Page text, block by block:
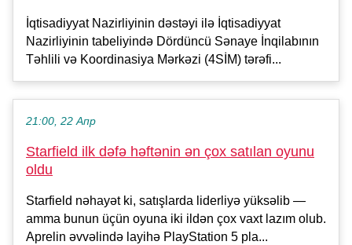
İqtisadiyyat Nazirliyinin dəstəyi ilə İqtisadiyyat
Nazirliyinin tabeliyində Dördüncü Sənaye İnqilabının
Təhlili və Koordinasiya Mərkəzi (4SİM) tərəfi...
21:00, 22 Апр
Starfield ilk dəfə həftənin ən çox satılan oyunu
oldu
Starfield nəhayət ki, satışlarda liderliyə yüksəlib —
amma bunun üçün oyuna iki ildən çox vaxt lazım olub.
Aprelin əvvəlində layihə PlayStation 5 pla...